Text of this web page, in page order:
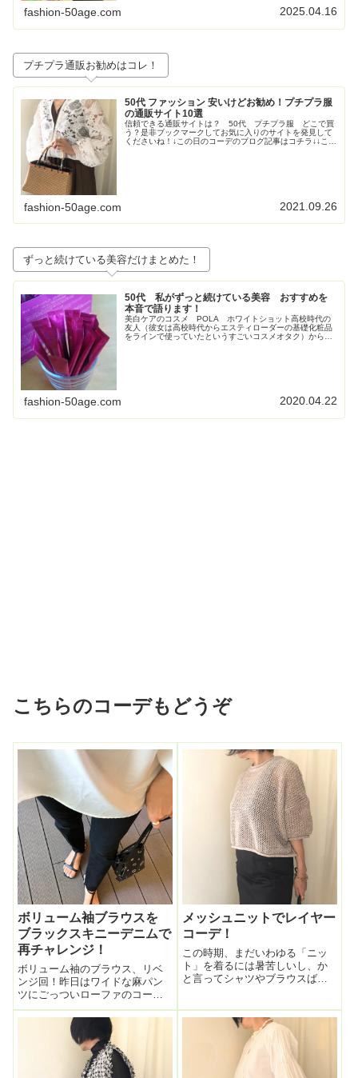
fashion-50age.com 2025.04.16
プチプラ通販お勧めはコレ！
50代 ファッション 安いけどお勧め！プチプラ服
の通販サイト10選
信頼できる通販サイトは？ 50代 プチプラ服 どこで買
う？是非ブックマークしてお気に入りのサイトを発見して
くださいね！↓この日のコーデのブログ記事はコチラ↓↓この
fashion-50age.com 2021.09.26
ずっと続けている美容だけまとめた！
50代 私がずっと続けている美容 おすすめを
本音で語ります！
美白ケアのコスメ POLA ホワイトショット高校時代の
友人（彼女は高校時代からエスティローダーの基礎化粧品
をラインで使っていたというすごいコスメオタク）からす
fashion-50age.com 2020.04.22
こちらのコーデもどうぞ
ボリューム袖ブラウスを
ブラックスキニーデニムで
再チャレンジ！
ボリューム袖のブラウス、リベ
ンジ回！昨日はワイドな麻パン
ツにごっついローファのコーデ
が重かったので、今日はスキニ
ーブラックデニムにヌーディな
抜け感あるサンダルで。前回の
バランス悪いイマイチコーデ。
今日のサンダルはフラットで歩
きやすく、T字型...
メッシュニットでレイヤー
コーデ！
この時期、まだいわゆる「ニッ
ト」を着るには暑苦しいし、か
と言ってシャツやブラウスばか
なるものをコーデに投入。これ
は袖も短く、丈もやや短め。レ
イヤーコーデにもってこい。ハ
イウエストのスカ...